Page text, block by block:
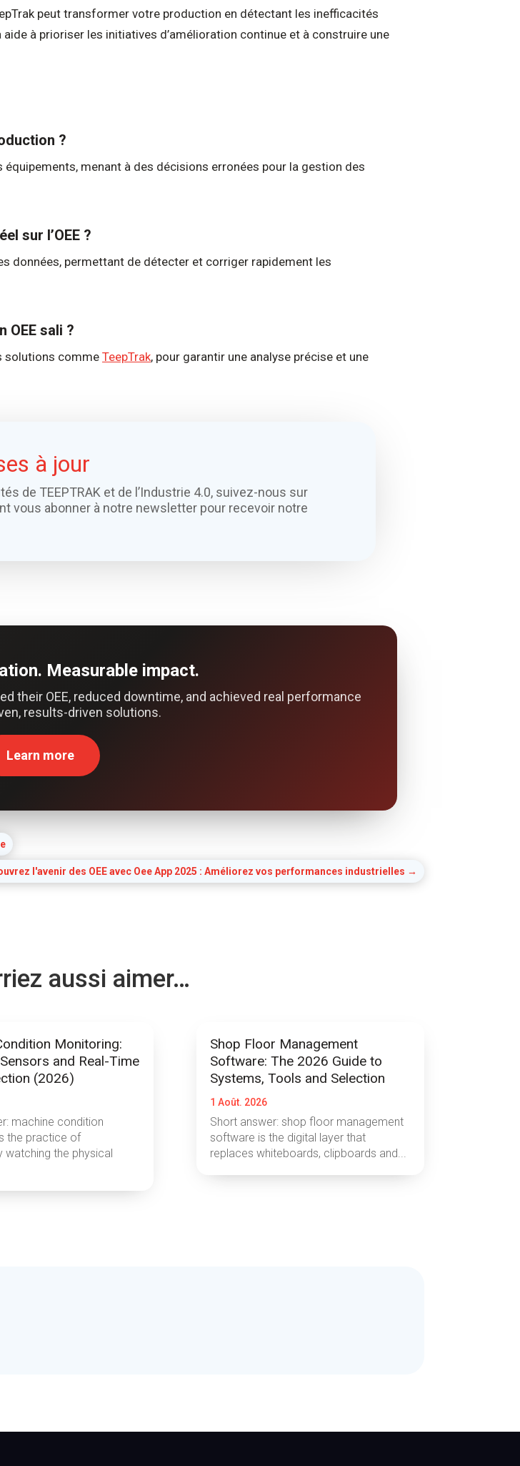
peut transformer votre production en détectant les inefficacités
à prioriser les initiatives d’amélioration continue et à construire une
?
équipements, menant à des décisions erronées pour la gestion des
sur l’OEE ?
données, permettant de détecter et corriger rapidement les
OEE sali ?
solutions comme TeepTrak, pour garantir une analyse précise et une
à jour
de TEEPTRAK et de l’Industrie 4.0, suivez-nous sur
vous abonner à notre newsletter pour recevoir notre
Measurable impact.
their OEE, reduced downtime, and achieved real performance
results-driven solutions.
Learn more
l'avenir des OEE avec Oee App 2025 : Améliorez vos performances industrielles →
aussi aimer…
Monitoring:
and Real-Time
(2026)
machine condition
the practice of
watching the physical
Shop Floor Management
Software: The 2026 Guide to
Systems, Tools and Selection
1 Août. 2026
Short answer: shop floor management
software is the digital layer that
replaces whiteboards, clipboards and...